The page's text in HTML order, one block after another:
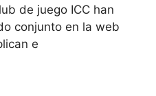
de juego ICC han
conjunto en la web
e